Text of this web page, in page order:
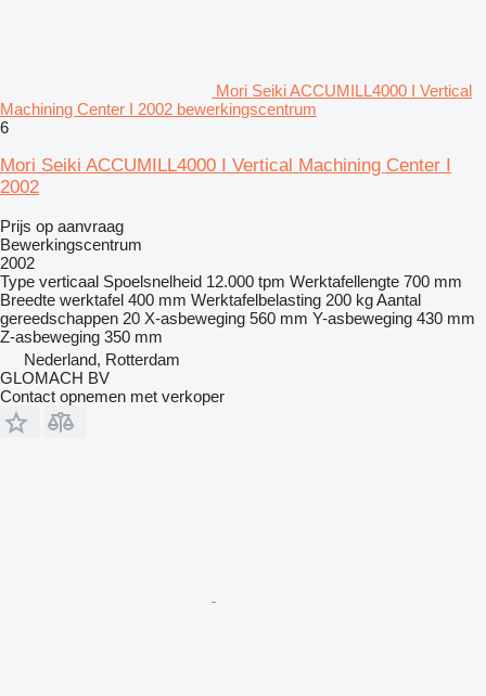
Mori Seiki ACCUMILL4000 I Vertical
Machining Center I 2002 bewerkingscentrum
6
Mori Seiki ACCUMILL4000 I Vertical Machining Center I
2002
Prijs op aanvraag
Bewerkingscentrum
2002
Type verticaal Spoelsnelheid 12.000 tpm Werktafellengte 700 mm
Breedte werktafel 400 mm Werktafelbelasting 200 kgAantal
gereedschappen 20 X-asbeweging 560 mm Y-asbeweging 430 mm
Z-asbeweging 350 mm
Nederland, Rotterdam
GLOMACH BV
Contact opnemen met verkoper